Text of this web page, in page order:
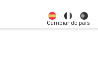
Cambiar de país